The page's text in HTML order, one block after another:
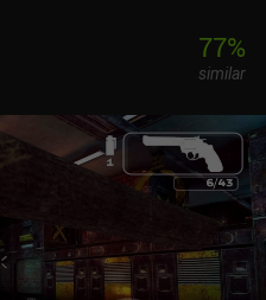
77%
similar